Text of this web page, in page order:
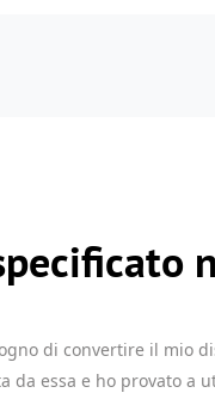
di convertire il mio
da essa e ho provato a